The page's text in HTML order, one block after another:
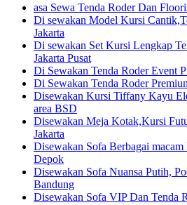
asa Sewa Tenda Roder Dan
Di sewakan Model Kursi
Jakarta
Di sewakan Set Kursi Lengkap
Jakarta Pusat
Di Sewakan Tenda Roder Event
Di Sewakan Tenda Roder
Disewakan Kursi Tiffany Kayu
area BSD
Disewakan Meja Kotak,Kursi
Jakarta
Disewakan Sofa Berbagai
Depok
Disewakan Sofa Nuansa Putih,
Bandung
Disewakan Sofa VIP Dan Tenda